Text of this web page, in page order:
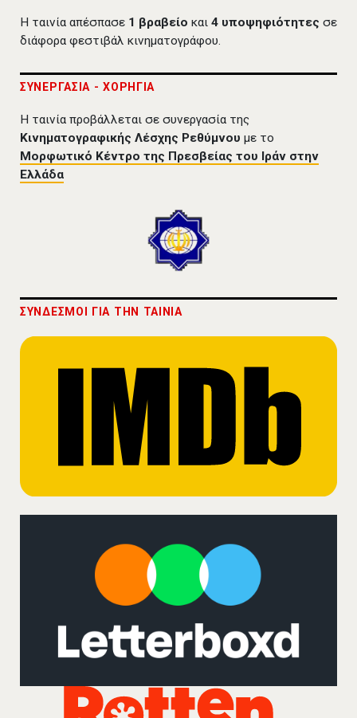
Η ταινία απέσπασε 1 βραβείο και 4 υποψηφιότητες σε
διάφορα φεστιβάλ κινηματογράφου.
ΣΥΝΕΡΓΑΣΙΑ - ΧΟΡΗΓΙΑ
Η ταινία προβάλλεται σε συνεργασία της
Κινηματογραφικής Λέσχης Ρεθύμνου με το
Μορφωτικό Κέντρο της Πρεσβείας του Ιράν στην
Ελλάδα
ΣΥΝΔΕΣΜΟΙ ΓΙΑ THN TAINIA